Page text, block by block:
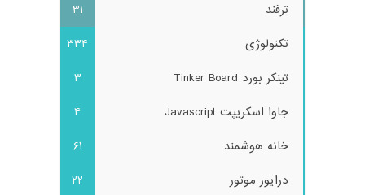
ترفند
31
تکنولوژی
334
تینکر بورد Tinker Board
3
جاوا اسکریپت Javascript
4
خانه هوشمند
61
درایور موتور
22